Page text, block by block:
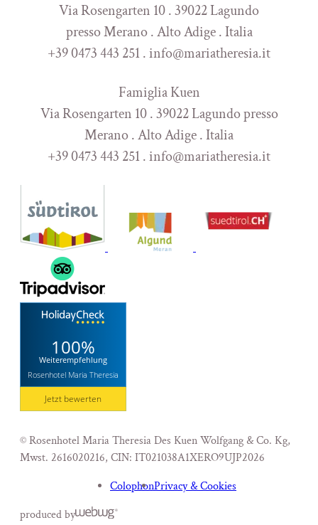
Via Rosengarten 10 . 39022 Lagundo
presso Merano . Alto Adige . Italia
+39 0473 443 251 . info@mariatheresia.it
Famiglia Kuen
Via Rosengarten 10 . 39022 Lagundo presso
Merano . Alto Adige . Italia
+39 0473 443 251 . info@mariatheresia.it
100%
Weiterempfehlung
Rosenhotel Maria Theresia
Jetzt bewerten
© Rosenhotel Maria Theresia Des Kuen Wolfgang & Co. Kg,
Mwst. 2616020216, CIN: IT021038A1XERO9UJP2026
ColophonPrivacy & Cookies
produced by